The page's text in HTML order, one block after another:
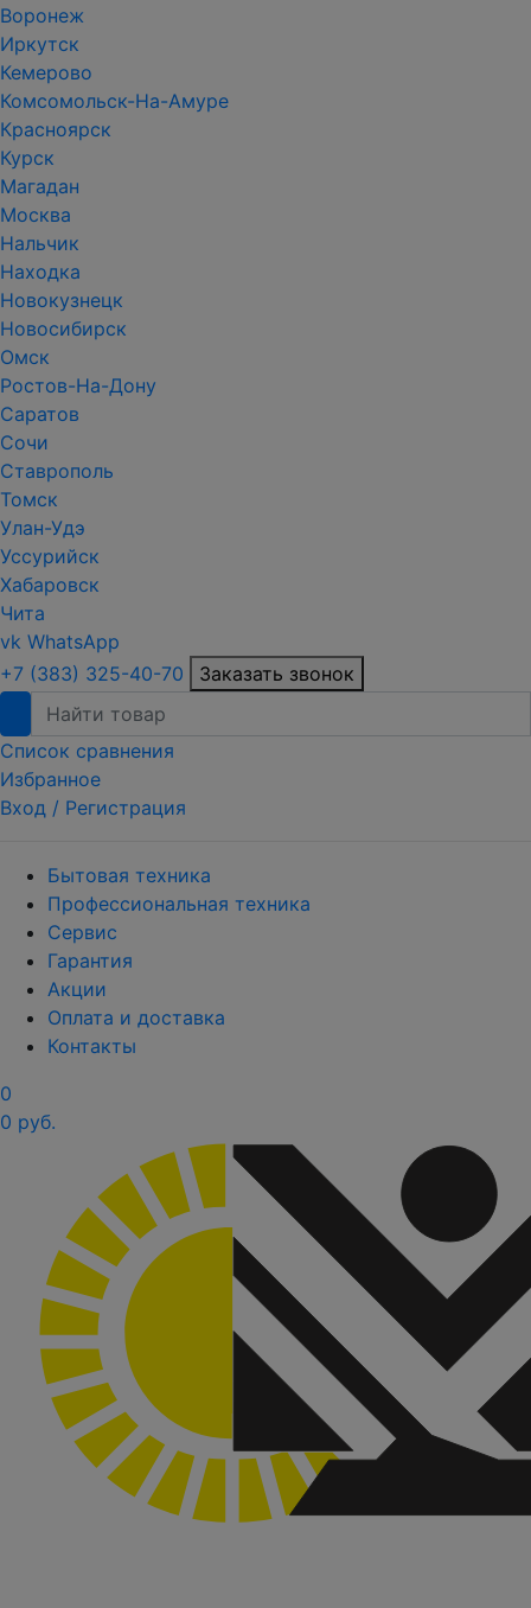
Воронеж
Иркутск
Кемерово
Комсомольск-На-Амуре
Красноярск
Курск
Магадан
Москва
Нальчик
Находка
Новокузнецк
Новосибирск
Омск
Ростов-На-Дону
Саратов
Сочи
Ставрополь
Томск
Улан-Удэ
Уссурийск
Хабаровск
Чита
vk WhatsApp
+7 (383) 325-40-70
Заказать звонок
Список сравнения
Избранное
Вход / Регистрация
Бытовая техника
Профессиональная техника
Сервис
Гарантия
Акции
Оплата и доставка
Контакты
0
0 руб.